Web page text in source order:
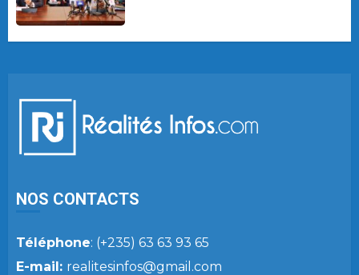
NOS CONTACTS
Téléphone: (+235) 63 63 93 65
E-mail: realitesinfos@gmail.com